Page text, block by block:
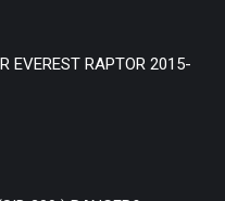
EVEREST RAPTOR 2015-